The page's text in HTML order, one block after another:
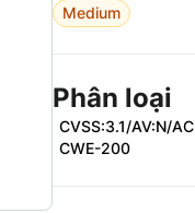
Medium
Phân loại
CVSS:3.1/AV:N/
CWE-200